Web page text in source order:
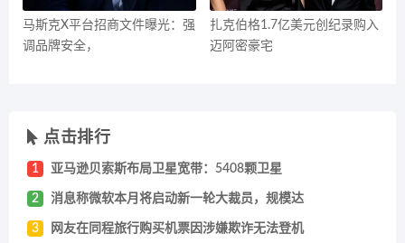
马斯克X平台招商文件曝光：强
调品牌安全，
扎克伯格1.7亿美元创纪录购入
迈阿密豪宅
点击排行
1 亚马逊贝索斯布局卫星宽带：5408颗卫星
2 消息称微软本月将启动新一轮大裁员，规模达
3 网友在同程旅行购买机票因涉嫌欺诈无法登机